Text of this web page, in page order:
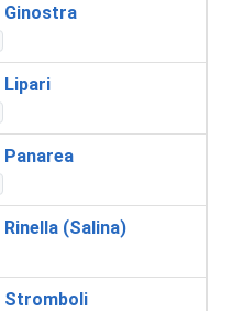
Ginostra
Lipari
Panarea
Rinella (Salina)
Stromboli